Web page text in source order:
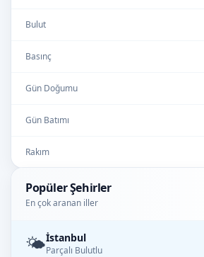
Bulut
Basınç
Gün Doğumu
Gün Batımı
Rakım
Popüler Şehirler
En çok aranan iller
🌤️İstanbul
Parçalı Bulutlu